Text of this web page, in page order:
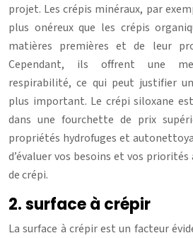
projet. Les crépis minéraux, par
plus onéreux que les crépis
matières premières et de leur
Cependant, ils offrent une
respirabilité, ce qui peut justifier
plus important. Le crépi siloxane
dans une fourchette de prix
propriétés hydrofuges et
d’évaluer vos besoins et vos
de crépi.
2. surface à crépir
La surface à crépir est un facteur